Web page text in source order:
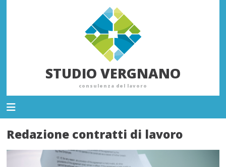
STUDIO VERGNANO
consulenza del lavoro
Redazione contratti di lavoro